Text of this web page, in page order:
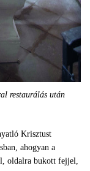
restaurálás után
Krisztust
ahogyan a
oldalra bukott fejjel,